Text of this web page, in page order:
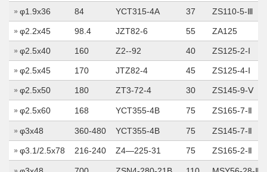
φ1.9x36 84 YCT315-4A 37 ZS110-5-Ⅲ
φ2.2x45 98.4 JZT82-6 55 ZA125
φ2.5x40 160 Z2--92 40 ZS125-2-Ⅰ
φ2.5x45 170 JTZ82-4 45 ZS125-4-Ⅰ
φ2.5x50 180 ZT3-72-4 30 ZS145-9-Ⅴ
φ2.5x60 168 YCT355-4B 75 ZS165-7-Ⅱ
φ3x48 360-480 YCT355-4B 75 ZS145-7-Ⅱ
φ3.1/2.5x78 216-240 Z4—225-31 75 ZS165-2-Ⅱ